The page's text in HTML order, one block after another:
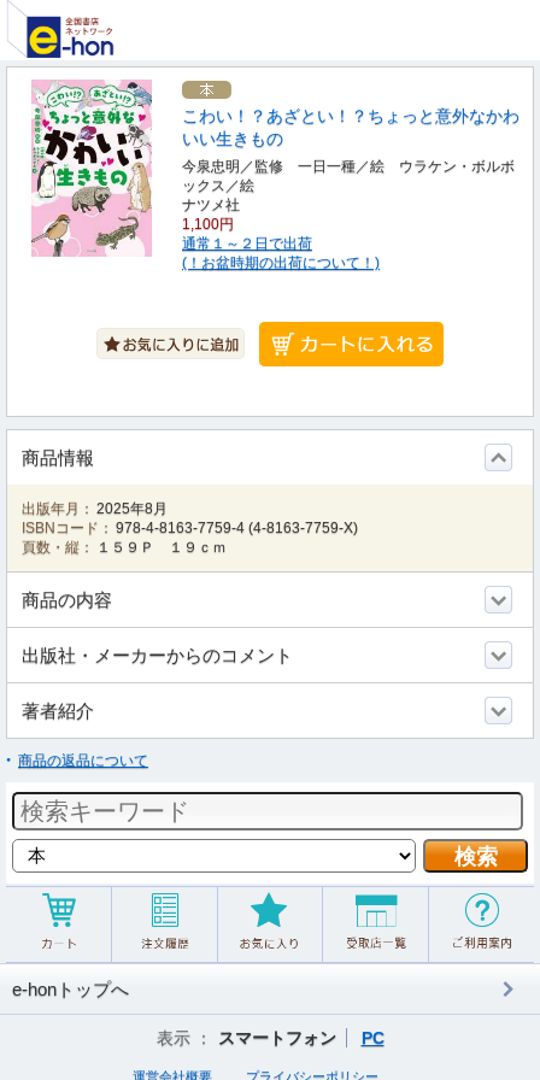
こわい！？あざとい！？ちょっと意外なかわ
いい生きもの
今泉忠明／監修 一日一種／絵 ウラケン・ボルボ
ックス／絵
ナツメ社
1,100円
通常１～２日で出荷
(！お盆時期の出荷について！)
商品情報
出版年月： 2025年8月
ISBNコード： 978-4-8163-7759-4 (4-8163-7759-X)
頁数・縦：
１５９Ｐ １９ｃｍ
商品の内容
出版社・メーカーからのコメント
著者紹介
商品の返品について
e-honトップへ
表示 ： スマートフォン PC
運営会社概要 プライバシーポリシー